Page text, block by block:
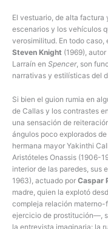
El vestuario, de alta
escenarios y los vehículos
verosimilitud. En todo caso,
Steven Knight (1969), autor
Larraín en Spencer, son
narrativas y estilísticas del
Si bien el guion rumia en
de Callas y los contrastes
una sensación de
ángulos poco explorados
hermana mayor Yakinthi
Aristóteles Onassis (1906-
interior de las paredes, sus
1963), actuado por Caspar
madre, quien la explotó
compleja relación
ejercicio de prostitución—,
la entrevista imaginaria: la